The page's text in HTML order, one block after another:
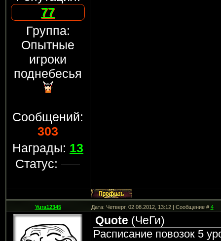
77
Группа:
Опытные
игроки
поднебесья
Сообщений:
303
Награды: 13
Статус:
Yura12345 Дата: Четверг, 02.08.2012, 13:12 | Сообщение #4
Quote (ЧеГи)
Расписание повозок 5